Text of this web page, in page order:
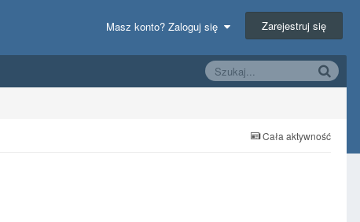
Masz konto? Zaloguj się Zarejestruj się
Cała aktywność